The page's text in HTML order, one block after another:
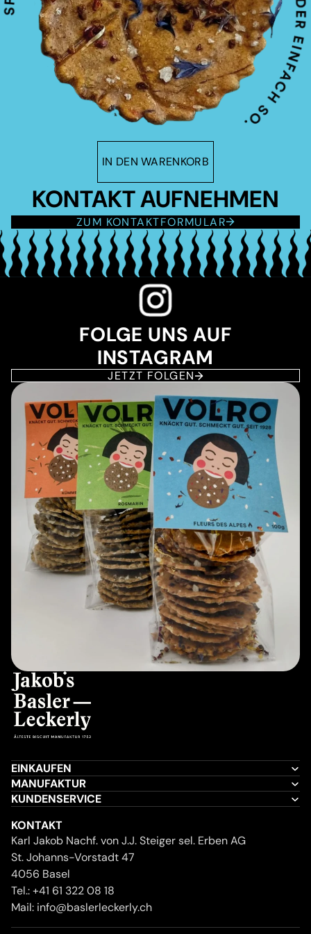
IN DEN WARENKORB
KONTAKT AUFNEHMEN
ZUM KONTAKTFORMULAR
FOLGE UNS AUF
INSTAGRAM
JETZT FOLGEN
EINKAUFEN
MANUFAKTUR
KUNDENSERVICE
KONTAKT
Karl Jakob Nachf. von J.J. Steiger sel. Erben AG
St. Johanns-Vorstadt 47
4056 Basel
Tel.:+41 61 322 08 18
Mail: info@baslerleckerly.ch